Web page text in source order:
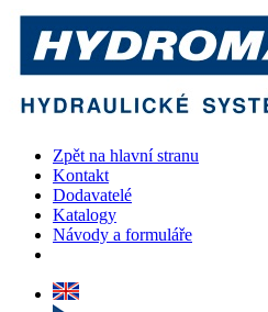
Zpět na hlavní stranu
Kontakt
Dodavatelé
Katalogy
Návody a formuláře